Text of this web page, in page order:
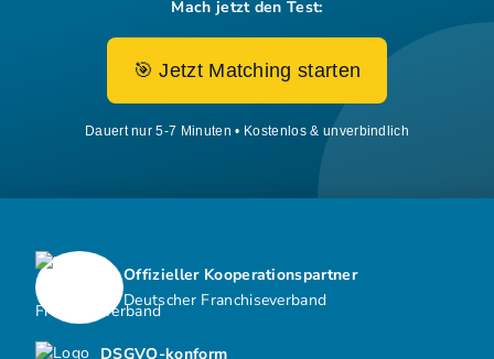
Mach jetzt den Test:
🎯 Jetzt Matching starten
Dauert nur 5-7 Minuten • Kostenlos & unverbindlich
DSGVO-konform
Offizieller Kooperationspartner
Deutscher Franchiseverband